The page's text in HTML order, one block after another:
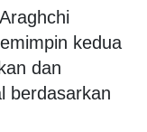
kedua
dan
berdasarkan